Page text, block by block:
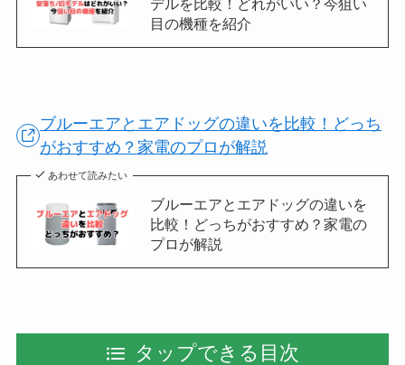
デルを比較！どれがいい？今狙い
目の機種を紹介
ブルーエアとエアドッグの違いを比較！どっち
がおすすめ？家電のプロが解説
あわせて読みたい
ブルーエアとエアドッグの違いを
比較！どっちがおすすめ？家電の
プロが解説
タップできる目次